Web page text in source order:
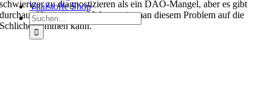
Vitalstoffe Shop
Suche
nach:
schwieriger zu diagnostizieren als ein DAO-Mangel, aber es gibt
durchaus Hinweise und Wege, wie man diesem Problem auf die
Schliche kommen kann.